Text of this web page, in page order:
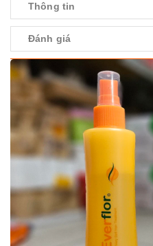
Thông tin
Đánh giá